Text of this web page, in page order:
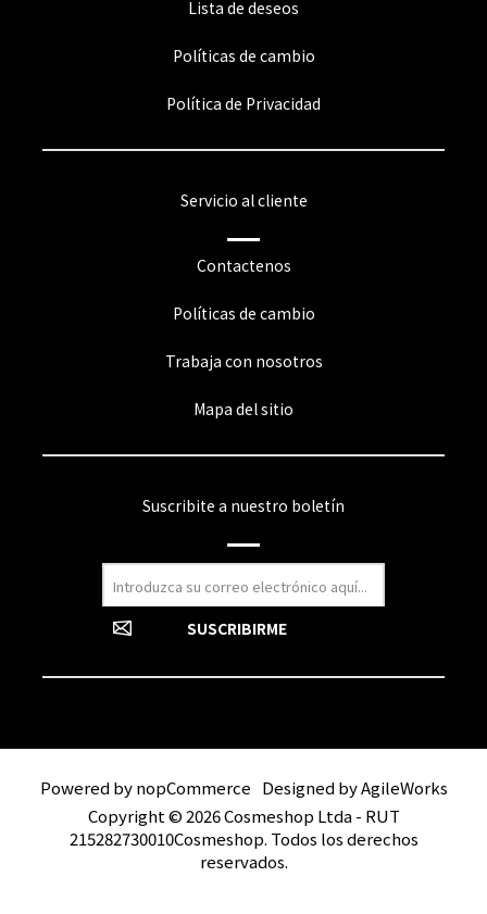
Lista de deseos
Políticas de cambio
Política de Privacidad
Servicio al cliente
Contactenos
Políticas de cambio
Trabaja con nosotros
Mapa del sitio
Suscribite a nuestro boletín
Powered bynopCommerce Designed byAgileWorks
Copyright © 2026 Cosmeshop Ltda - RUT
215282730010Cosmeshop. Todos los derechos
reservados.